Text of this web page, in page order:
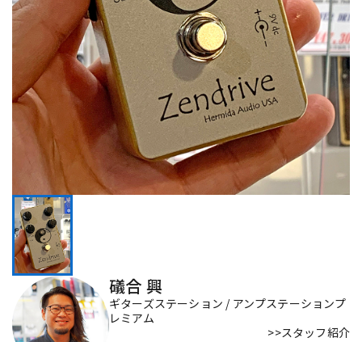
管楽器 その他楽器
アンプ エフェクター
DJ機器 DTM
DTM オンライン納品
配信/ライブ機器
中古
礒合 興
ギターズステーション / アンプステーションプ
レミアム
>>スタッフ紹介